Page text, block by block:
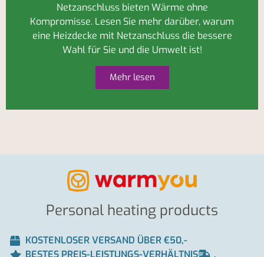
Netzanschluss bieten Wärme ohne
Kompromisse. Lesen Sie mehr darüber, warum
eine Heizdecke mit Netzanschluss die bessere
Wahl für Sie und die Umwelt ist!
Mehr lesen
Personal heating products
KOSTENLOSER VERSAND ÜBER €50,-